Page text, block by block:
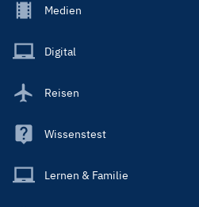
Footer
Main
Medien
Digital
Reisen
Wissenstest
Lernen & Familie